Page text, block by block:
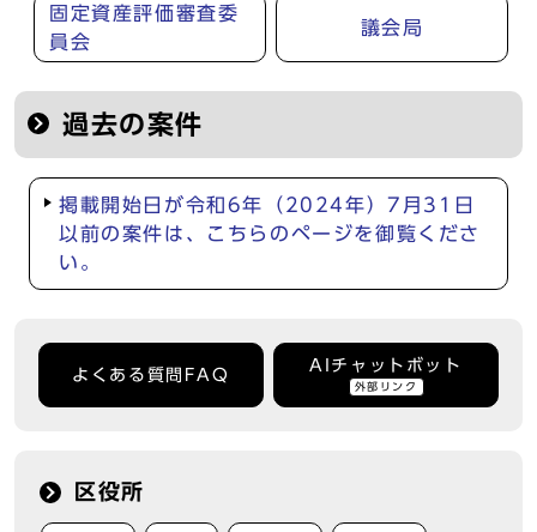
固定資産評価審査委
員会
議会局
過去の案件
掲載開始日が令和6年（2024年）7月31日
以前の案件は、こちらのページを御覧くださ
い。
よくある質問FAQ
AIチャットボット
外部リンク
区役所